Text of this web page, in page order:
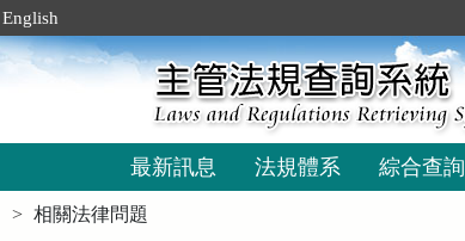
English
最新訊息 法規體系 綜合查詢
相關法律問題